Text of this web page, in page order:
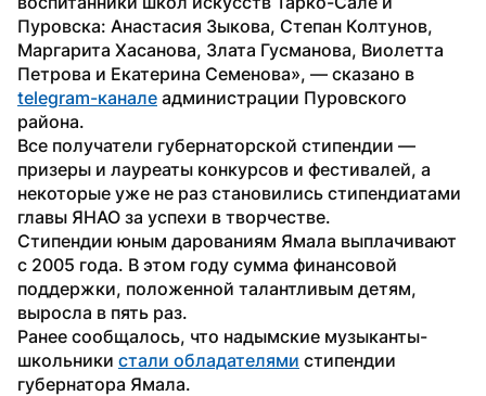
Пуровска: Анастасия Зыкова, Степан Колтунов,
Маргарита Хасанова, Злата Гусманова, Виолетта
telegram-канале администрации Пуровского
района.
Все получатели губернаторской стипендии —
призеры и лауреаты конкурсов и фестивалей, а
некоторые уже не раз становились стипендиатами
главы ЯНАО за успехи в творчестве.
Стипендии юным дарованиям Ямала выплачивают
с 2005 года. В этом году сумма финансовой
поддержки, положенной талантливым детям,
выросла в пять раз.
Ранее сообщалось, что надымские музыканты-
школьники стали обладателями стипендии
губернатора Ямала.